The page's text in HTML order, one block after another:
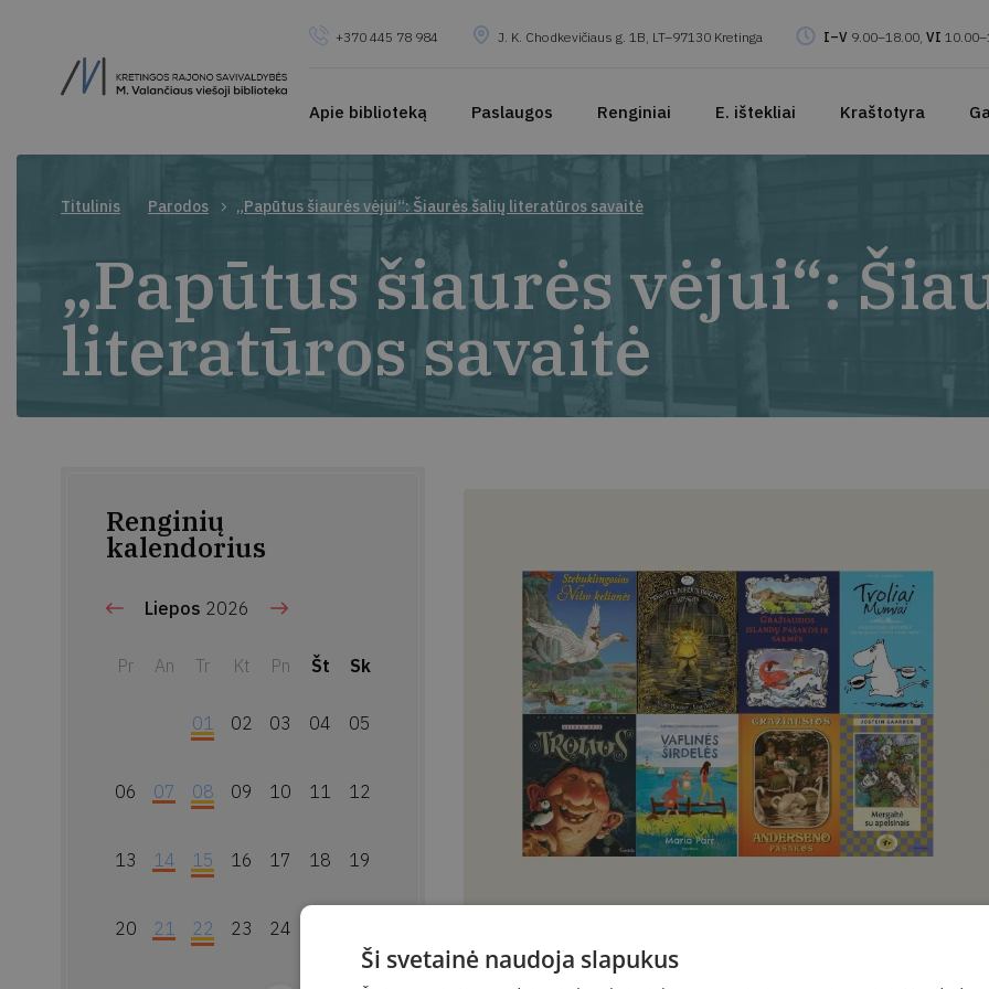
+370 445 78 984 J. K. Chodkevičiaus g. 1B, LT–97130 Kretinga I–V 9.00–18.00, VI
Apie biblioteką Paslaugos Renginiai E. ištekliai Kraštotyra
Titulinis Parodos „Papūtus šiaurės vėjui“: Šiaurės šalių literatūros savaitė
„Papūtus šiaurės vėjui“:
literatūros savaitė
Renginių
kalendorius
Liepos 2026
Pr An Tr Kt Pn Št Sk
01 02 03 04 05
06 07 08 09 10 11 12
13 14 15 16 17 18 19
20 21 22 23 24
Ši svetainė naudoja slapukus